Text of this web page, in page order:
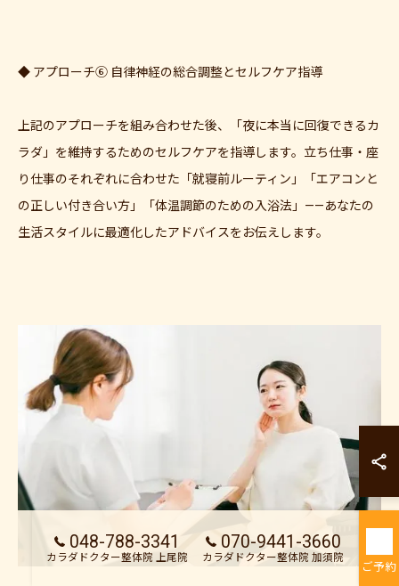
◆ アプローチ⑥ 自律神経の総合調整とセルフケア指導
上記のアプローチを組み合わせた後、「夜に本当に回復できるカ
ラダ」を維持するためのセルフケアを指導します。立ち仕事・座
り仕事のそれぞれに合わせた「就寝前ルーティン」「エアコンと
の正しい付き合い方」「体温調節のための入浴法」——あなたの
生活スタイルに最適化したアドバイスをお伝えします。
048-788-3341
カラダドクター整体院 上尾院
070-9441-3660
カラダドクター整体院 加須院
ご予約
カラダドクター整
カラダドクター